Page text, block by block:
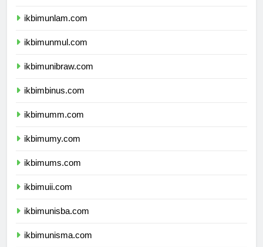
ikbimunlam.com
ikbimunmul.com
ikbimunibraw.com
ikbimbinus.com
ikbimumm.com
ikbimumy.com
ikbimums.com
ikbimuii.com
ikbimunisba.com
ikbimunisma.com